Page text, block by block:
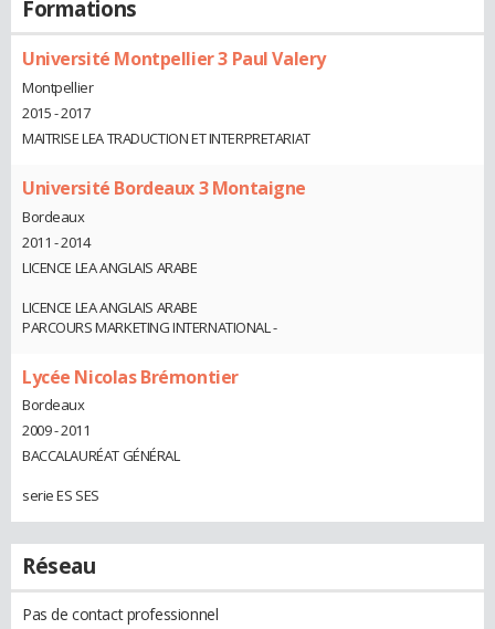
Formations
Université Montpellier 3 Paul Valery
Montpellier
2015 - 2017
MAITRISE LEA TRADUCTION ET INTERPRETARIAT
Université Bordeaux 3 Montaigne
Bordeaux
2011 - 2014
LICENCE LEA ANGLAIS ARABE
LICENCE LEA ANGLAIS ARABE
PARCOURS MARKETING INTERNATIONAL -
Lycée Nicolas Brémontier
Bordeaux
2009 - 2011
BACCALAURÉAT GÉNÉRAL
serie ES SES
Réseau
Pas de contact professionnel